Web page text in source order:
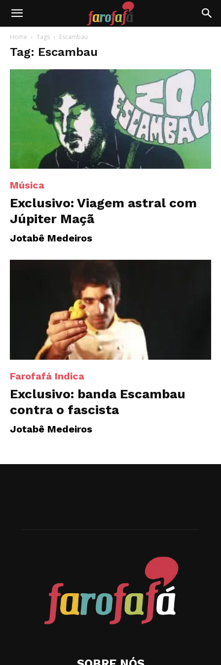
Farofafá
Home Tags Escambau
Tag: Escambau
Música
Exclusivo: Viagem astral com
Júpiter Maçã
Jotabê Medeiros
Farofafá Indica
Exclusivo: banda Escambau
contra o fascista
Jotabê Medeiros